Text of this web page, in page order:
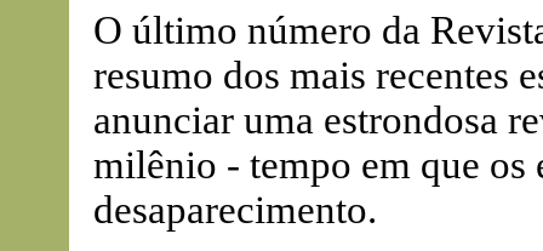
O último número da
resumo dos mais recentes
anunciar uma estrondosa
milênio - tempo em que os
desaparecimento.